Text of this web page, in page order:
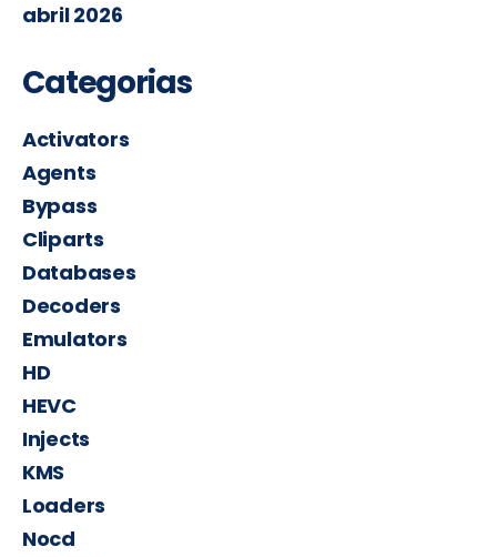
abril 2026
Categorias
Activators
Agents
Bypass
Cliparts
Databases
Decoders
Emulators
HD
HEVC
Injects
KMS
Loaders
Nocd